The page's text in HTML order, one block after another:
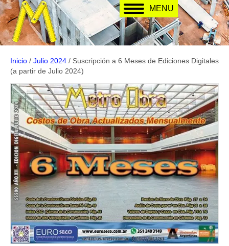
MENU
Inicio / Julio 2024 / Suscripción a 6 Meses de Ediciones Digitales
(a partir de Julio 2024)